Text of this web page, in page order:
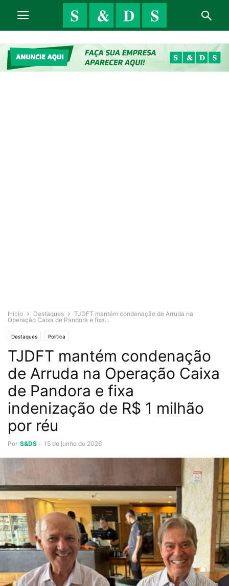
Início Destaques
TJDFT mantém condenação de Arruda na
Operação Caixa de Pandora e fixa...
Destaques Política
TJDFT mantém condenação
de Arruda na Operação Caixa
de Pandora e fixa
indenização de R$ 1 milhão
por réu
Por S&DS - 15 de junho de 2026